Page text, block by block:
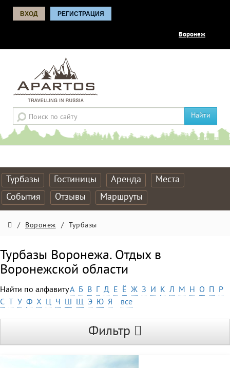
ВХОД РЕГИСТРАЦИЯ
Воронеж
Найти
Турбазы Гостиницы Аренда
Места
События
Отзывы Маршруты
/ Воронеж / Турбазы
Турбазы Воронежа. Отдых в
Воронежской области
Найти по алфавитуА Б В Г Д Е Ё Ж З И К Л М Н О П Р
С Т У Ф Х Ц Ч Ш Щ Э Ю Я все
Фильтр